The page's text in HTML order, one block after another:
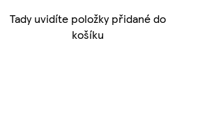
Tady uvidíte položky přidané do
košíku